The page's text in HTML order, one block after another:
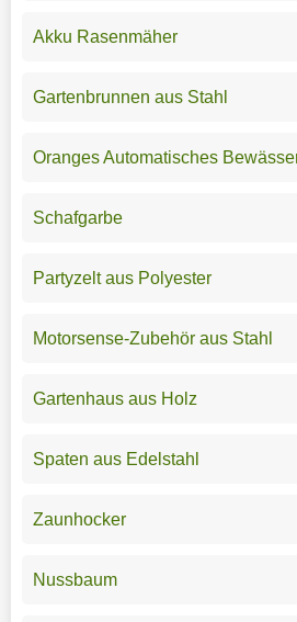
Akku Rasenmäher
Gartenbrunnen aus Stahl
Oranges Automatisches
Schafgarbe
Partyzelt aus Polyester
Motorsense-Zubehör aus Stahl
Gartenhaus aus Holz
Spaten aus Edelstahl
Zaunhocker
Nussbaum